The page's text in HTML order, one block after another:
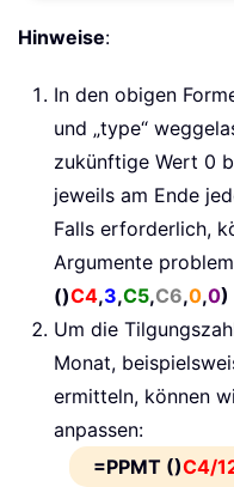
Hinweise:
In den obigen
und „type“
zukünftige Wert 0
jeweils am Ende
Falls erforderlich,
Argumente
()C4,3,C5,C6,0,0)
Um die
Monat,
ermitteln, können
anpassen:
=PPMT ()C4/